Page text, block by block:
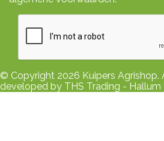
© Copyright 2026 Kuipers Agrishop.
developed by THS Trading - Hallum